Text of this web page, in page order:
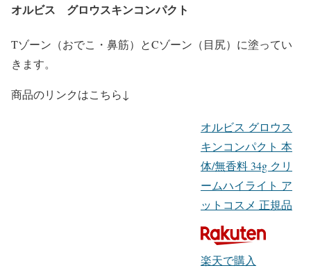
オルビス グロウスキンコンパクト
Tゾーン（おでこ・鼻筋）とCゾーン（目尻）に塗ってい
きます。
商品のリンクはこちら↓
オルビス グロウス
キンコンパクト 本
体/無香料 34g クリ
ームハイライト ア
ットコスメ 正規品
楽天で購入